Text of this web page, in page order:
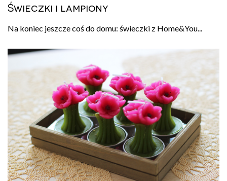
Świeczki i lampiony
Na koniec jeszcze coś do domu: świeczki z Home&You...